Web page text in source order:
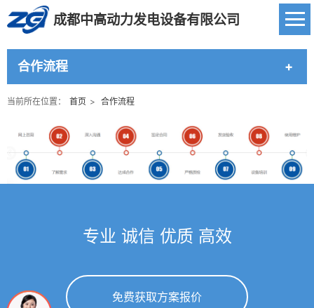
成都中高动力发电设备有限公司
合作流程
当前所在位置： 首页 > 合作流程
专业 诚信 优质 高效
免费获取方案报价